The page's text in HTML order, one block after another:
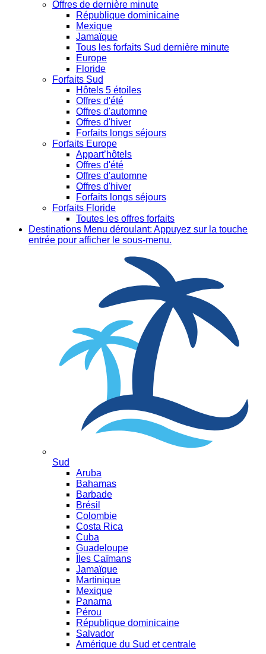
Offres de dernière minute
République dominicaine
Mexique
Jamaïque
Tous les forfaits Sud dernière minute
Europe
Floride
Forfaits Sud
Hôtels 5 étoiles
Offres d'été
Offres d'automne
Offres d'hiver
Forfaits longs séjours
Forfaits Europe
Appart’hôtels
Offres d'été
Offres d'automne
Offres d'hiver
Forfaits longs séjours
Forfaits Floride
Toutes les offres forfaits
Destinations Menu déroulant: Appuyez sur la touche
entrée pour afficher le sous-menu.
Sud
Aruba
Bahamas
Barbade
Brésil
Colombie
Costa Rica
Cuba
Guadeloupe
Îles Caïmans
Jamaïque
Martinique
Mexique
Panama
Pérou
République dominicaine
Salvador
Amérique du Sud et centrale